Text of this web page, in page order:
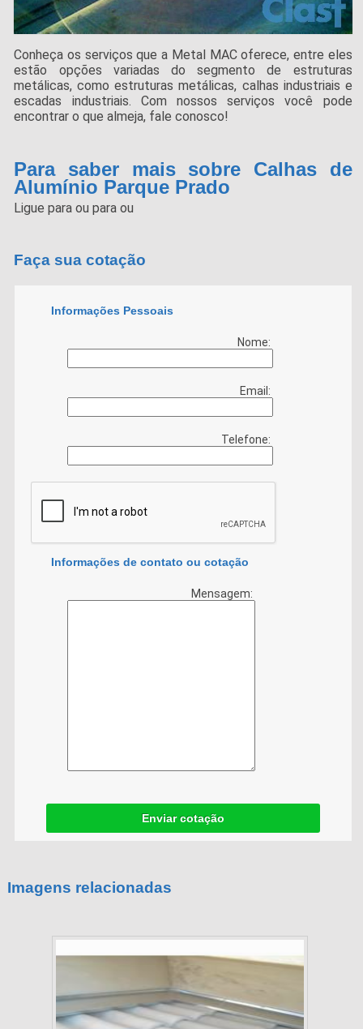
Conheça os serviços que a Metal MAC oferece, entre eles
estão opções variadas do segmento de estruturas
metálicas, como estruturas metálicas, calhas industriais e
escadas industriais. Com nossos serviços você pode
encontrar o que almeja, fale conosco!
Para saber mais sobre Calhas de
Alumínio Parque Prado
Ligue paraou paraou
Faça sua cotação
Informações Pessoais
Nome:
Email:
Telefone:
Informações de contato ou cotação
Mensagem:
Enviar cotação
Imagens relacionadas